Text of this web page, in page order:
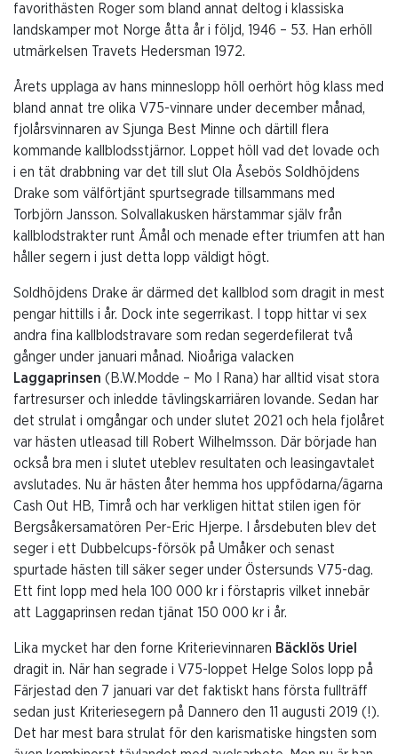
favorithästen Roger som bland annat deltog i klassiska
landskamper mot Norge åtta år i följd, 1946 – 53. Han erhöll
utmärkelsen Travets Hedersman 1972.
Årets upplaga av hans minneslopp höll oerhört hög klass med
bland annat tre olika V75-vinnare under december månad,
fjolårsvinnaren av Sjunga Best Minne och därtill flera
kommande kallblodsstjärnor. Loppet höll vad det lovade och
i en tät drabbning var det till slut Ola Åsebös Soldhöjdens
Drake som välförtjänt spurtsegrade tillsammans med
Torbjörn Jansson. Solvallakusken härstammar själv från
kallblodstrakter runt Åmål och menade efter triumfen att han
håller segern i just detta lopp väldigt högt.
Soldhöjdens Drake är därmed det kallblod som dragit in mest
pengar hittills i år. Dock inte segerrikast. I topp hittar vi sex
andra fina kallblodstravare som redan segerdefilerat två
gånger under januari månad. Nioåriga valacken
Laggaprinsen (B.W.Modde – Mo I Rana) har alltid visat stora
fartresurser och inledde tävlingskarriären lovande. Sedan har
det strulat i omgångar och under slutet 2021 och hela fjolåret
var hästen utleasad till Robert Wilhelmsson. Där började han
också bra men i slutet uteblev resultaten och leasingavtalet
avslutades. Nu är hästen åter hemma hos uppfödarna/ägarna
Cash Out HB, Timrå och har verkligen hittat stilen igen för
Bergsåkersamatören Per-Eric Hjerpe. I årsdebuten blev det
seger i ett Dubbelcups-försök på Umåker och senast
spurtade hästen till säker seger under Östersunds V75-dag.
Ett fint lopp med hela 100 000 kr i förstapris vilket innebär
att Laggaprinsen redan tjänat 150 000 kr i år.
Lika mycket har den forne Kriterievinnaren Bäcklös Uriel
dragit in. När han segrade i V75-loppet Helge Solos lopp på
Färjestad den 7 januari var det faktiskt hans första fullträff
sedan just Kriteriesegern på Dannero den 11 augusti 2019 (!).
Det har mest bara strulat för den karismatiske hingsten som